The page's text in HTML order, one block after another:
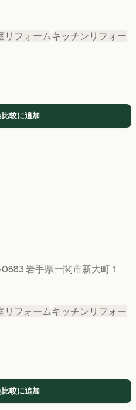
リフォームキッチンリフォー
比較に追加
0883 岩手県一関市新大町１
リフォームキッチンリフォー
比較に追加